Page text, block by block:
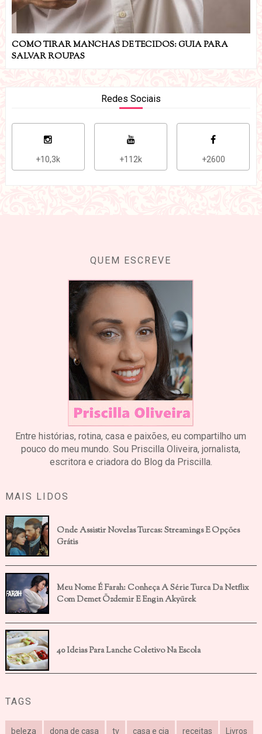
COMO TIRAR MANCHAS DE TECIDOS: GUIA PARA
SALVAR ROUPAS
Redes Sociais
+10,3k +112k +2600
QUEM ESCREVE
Entre histórias, rotina, casa e paixões, eu compartilho um
pouco do meu mundo. Sou Priscilla Oliveira, jornalista,
escritora e criadora do Blog da Priscilla.
MAIS LIDOS
Onde Assistir Novelas Turcas: Streamings E Opções
Grátis
Meu Nome É Farah: Conheça A Série Turca Da Netflix
Com Demet Özdemir E Engin Akyürek
40 Ideias Para Lanche Coletivo Na Escola
TAGS
beleza dona de casa tv casa e cia receitas Livros